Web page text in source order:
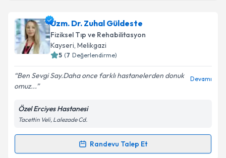
Takvim Talebini Gönder
Fzt. Burcu Kamaşakiçin randevu takvimi talebi
oluşturun. Size bu uzmandan randevu almanız için bir
takvim hazırlandığında e-posta ile bilgilendireceğiz.
Kişisel verilerimin işlenmesine ilişkin
Metni'ni okudum ve kişisel verilerimin belirtilen
kapsamda işlenmesini kabul ediyorum.
Uzm. Dr. Zuhal Güldeste
Fiziksel Tıp ve Rehabilitasyon
Kayseri, Melikgazi
5 (7 Değerlendirme)
Ben Sevgi Say.Daha once farklı hastanelerden donuk
omuz...
Devamı
Özel Erciyes Hastanesi
Tacettin Veli, Lalezade Cd.
Randevu Talep Et
Randevu Takvimi Talebi